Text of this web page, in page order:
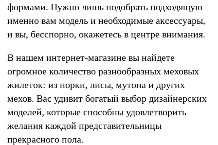
формами. Нужно лишь подобрать подходящую
именно вам модель и необходимые аксессуары,
и вы, бесспорно, окажетесь в центре внимания.
В нашем интернет-магазине вы найдете
огромное количество разнообразных меховых
жилеток: из норки, лисы, мутона и других
мехов. Вас удивит богатый выбор дизайнерских
моделей, которые способны удовлетворить
желания каждой представительницы
прекрасного пола.